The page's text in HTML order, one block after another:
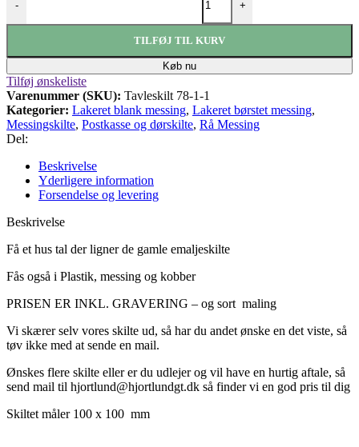
- +
TILFØJ TIL KURV
Køb nu
Tilføj ønskeliste
Varenummer (SKU): Tavleskilt 78-1-1
Kategorier: Lakeret blank messing, Lakeret børstet messing,
Messingskilte, Postkasse og dørskilte, Rå Messing
Del:
Beskrivelse
Yderligere information
Forsendelse og levering
Beskrivelse
Få et hus tal der ligner de gamle emaljeskilte
Fås også i Plastik, messing og kobber
PRISEN ER INKL. GRAVERING – og sort maling
Vi skærer selv vores skilte ud, så har du andet ønske en det viste, så
tøv ikke med at sende en mail.
Ønskes flere skilte eller er du udlejer og vil have en hurtig aftale, så
send mail til hjortlund@hjortlundgt.dk så finder vi en god pris til dig
Skiltet måler 100 x 100 mm